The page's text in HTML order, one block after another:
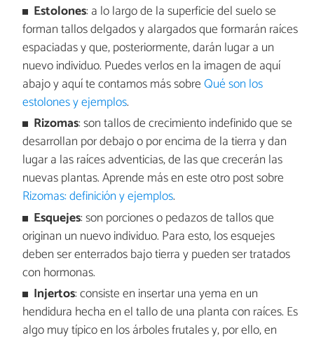
Estolones: a lo largo de la superficie del suelo se
forman tallos delgados y alargados que formarán raíces
espaciadas y que, posteriormente, darán lugar a un
nuevo individuo. Puedes verlos en la imagen de aquí
abajo y aquí te contamos más sobreQué son los
estolones y ejemplos.
Rizomas: son tallos de crecimiento indefinido que se
desarrollan por debajo o por encima de la tierra y dan
lugar a las raíces adventicias, de las que crecerán las
nuevas plantas. Aprende más en este otro post sobre
Rizomas: definición y ejemplos.
Esquejes: son porciones o pedazos de tallos que
originan un nuevo individuo. Para esto, los esquejes
deben ser enterrados bajo tierra y pueden ser tratados
con hormonas.
Injertos: consiste en insertar una yema en un
hendidura hecha en el tallo de una planta con raíces. Es
algo muy típico en los árboles frutales y, por ello, en